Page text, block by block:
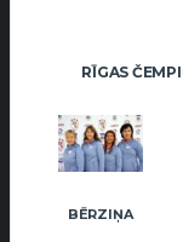
RĪGAS
BĒRZIŅA